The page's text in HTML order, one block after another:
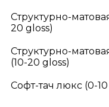
Структурно-
20 gloss)
Структурно-
(10-20 gloss)
Софт-тач люкс (0-10